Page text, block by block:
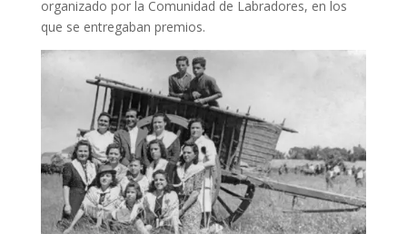
organizado por la Comunidad de Labradores, en los
que se entregaban premios.